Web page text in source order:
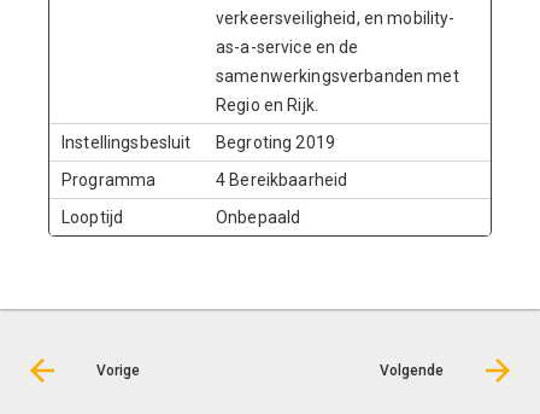
verkeersveiligheid, en mobility-
as-a-service en de
samenwerkingsverbanden met
Regio en Rijk.
Instellingsbesluit
Begroting 2019
Programma
4 Bereikbaarheid
Looptijd
Onbepaald
Vorige Volgende